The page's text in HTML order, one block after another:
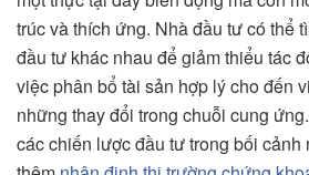
trúc và thích ứng. Nhà đầu tư có thể
đầu tư khác nhau để giảm thiểu tác
việc phân bổ tài sản hợp lý cho đến
những thay đổi trong chuỗi cung
các chiến lược đầu tư trong bối cảnh